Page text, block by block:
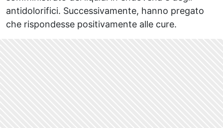
antidolorifici. Successivamente, hanno pregato
che rispondesse positivamente alle cure.